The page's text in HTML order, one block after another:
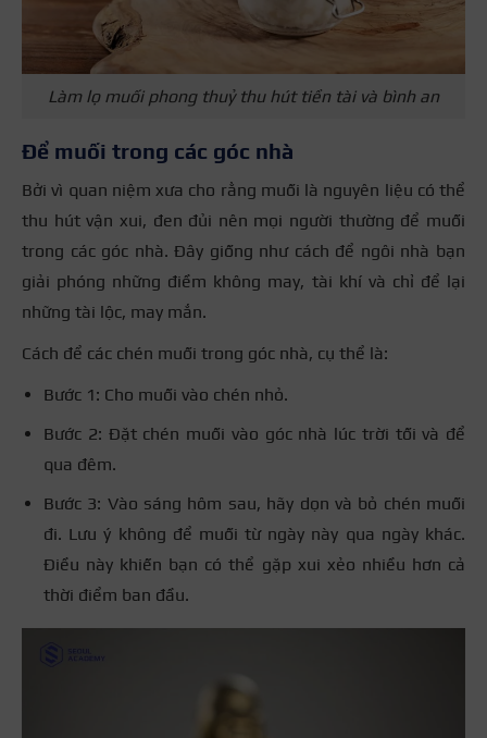
Làm lọ muối phong thuỷ thu hút tiền tài và bình an
Để muối trong các góc nhà
Bởi vì quan niệm xưa cho rằng muối là nguyên liệu có thể
thu hút vận xui, đen đủi nên mọi người thường để muối
trong các góc nhà. Đây giống như cách để ngôi nhà bạn
giải phóng những điềm không may, tài khí và chỉ để lại
những tài lộc, may mắn.
Cách để các chén muối trong góc nhà, cụ thể là:
Bước 1: Cho muối vào chén nhỏ.
Bước 2: Đặt chén muối vào góc nhà lúc trời tối và để
qua đêm.
Bước 3: Vào sáng hôm sau, hãy dọn và bỏ chén muối
đi. Lưu ý không để muối từ ngày này qua ngày khác.
Điều này khiến bạn có thể gặp xui xẻo nhiều hơn cả
thời điểm ban đầu.